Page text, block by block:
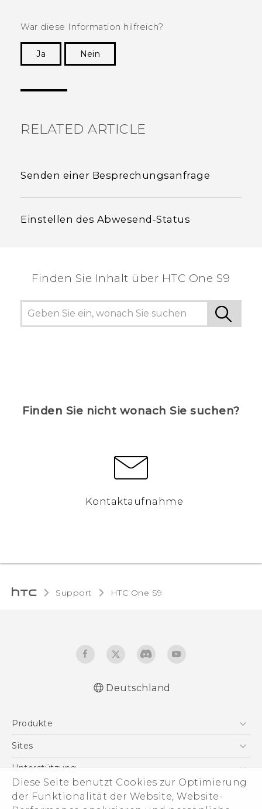
Diese Seite benutzt Cookies zur Optimierung
der Funktionalität der Website, Website-
War diese Information hilfreich?
Ja
Nein
RELATED ARTICLE
Senden einer Besprechungsanfrage
Einstellen des Abwesend-Status
Finden Sie Inhalt über‎ HTC One S9
Finden Sie nicht wonach Sie suchen?
Kontaktaufnahme
Support HTC One S9‎
English - User manual
Deutschland
Produkte
Smartphones
VIVE
Zubehör
Sites
HTC Dev
HTC Vive
Unterstützung
Unterstützung
eCommerce Support
Über HTC